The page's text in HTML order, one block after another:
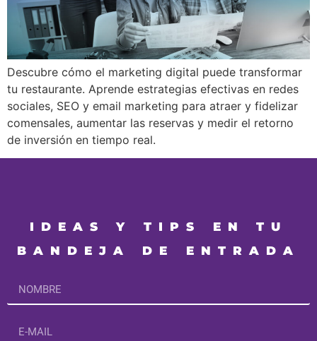
Descubre cómo el marketing digital puede transformar
tu restaurante. Aprende estrategias efectivas en redes
sociales, SEO y email marketing para atraer y fidelizar
comensales, aumentar las reservas y medir el retorno
de inversión en tiempo real.
IDEAS Y TIPS EN TU
BANDEJA DE ENTRADA